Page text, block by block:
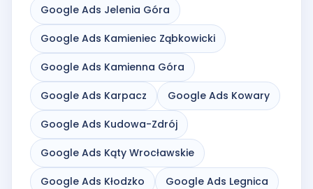
Google Ads Jelenia Góra
Google Ads Kamieniec Ząbkowicki
Google Ads Kamienna Góra
Google Ads Karpacz Google Ads Kowary
Google Ads Kudowa-Zdrój
Google Ads Kąty Wrocławskie
Google Ads Kłodzko Google Ads Legnica